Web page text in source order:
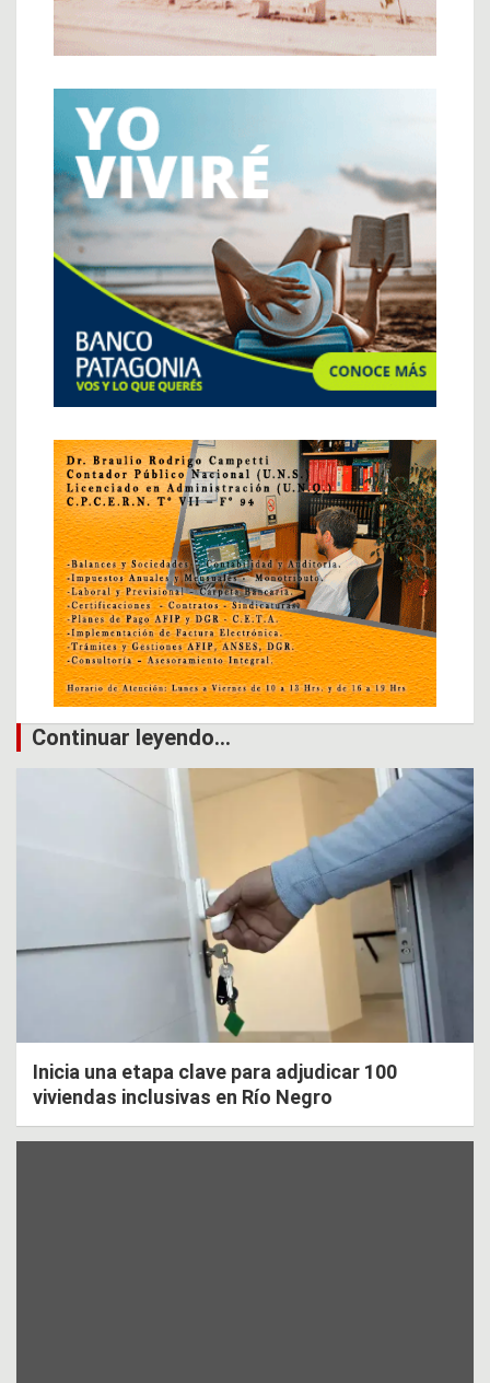
Continuar leyendo...
Inicia una etapa clave para adjudicar 100
viviendas inclusivas en Río Negro